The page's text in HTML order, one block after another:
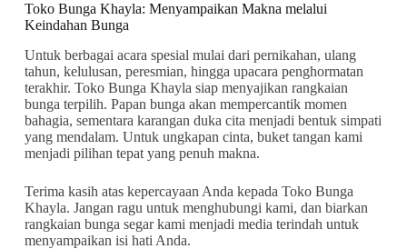
Toko Bunga Khayla: Menyampaikan Makna melalui
Keindahan Bunga
Untuk berbagai acara spesial mulai dari pernikahan, ulang
tahun, kelulusan, peresmian, hingga upacara penghormatan
terakhir. Toko Bunga Khayla siap menyajikan rangkaian
bunga terpilih. Papan bunga akan mempercantik momen
bahagia, sementara karangan duka cita menjadi bentuk simpati
yang mendalam. Untuk ungkapan cinta, buket tangan kami
menjadi pilihan tepat yang penuh makna.
Terima kasih atas kepercayaan Anda kepada Toko Bunga
Khayla. Jangan ragu untuk menghubungi kami, dan biarkan
rangkaian bunga segar kami menjadi media terindah untuk
menyampaikan isi hati Anda.